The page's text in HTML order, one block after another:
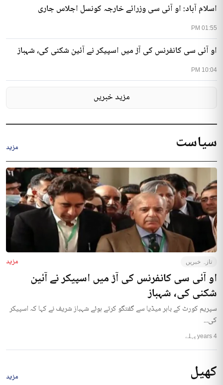
01:55 PM
اسلام آباد: او آئی سی وزرائے خارجہ کونسل اجلاس جاری
10:04 PM
او آئی سی کانفرنس کی آڑ میں اسپیکر نے آئین شکنی کی، شہباز
مزید خبریں
سیاست مزید
تازہ خبریں مزید
او آئی سی کانفرنس کی آڑ میں اسپیکر نے آئین
شکنی کی، شہباز
سپریم کورٹ کے باہر میڈیا سے گفتگو کرتے ہوئے شہباز شریف نے کہا کہ اسپیکر
کی...
4 years پہلے
کھیل مزید